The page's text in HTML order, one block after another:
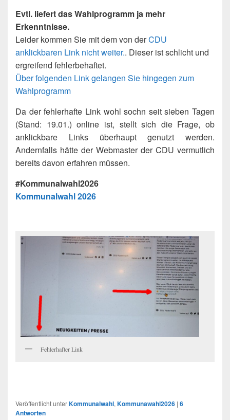
Evtl. liefert das Wahlprogramm ja mehr
Erkenntnisse.
Leider kommen Sie mit dem von derCDU
anklickbaren Link nicht weiter.. Dieser ist schlicht und
ergreifend fehlerbehaftet.
Über folgenden Link gelangen Sie hingegen zum
Wahlprogramm
Da der fehlerhafte Link wohl sochn seit sieben Tagen
(Stand: 19.01.) online ist, stellt sich die Frage, ob
anklickbare Links überhaupt genutzt werden.
Andernfalls hätte der Webmaster der CDU vermutlich
bereits davon erfahren müssen.
#Kommunalwahl2026
Kommunalwahl 2026
Fehlerhafter Link
Veröffentlicht unterKommunalwahl, Kommunawahl2026 | 6
Antworten